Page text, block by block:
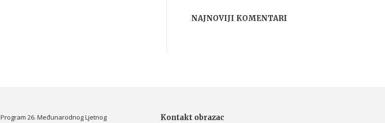
NAJNOVIJI KOMENTARI
Program 26. Međunarodnog Ljetnog
Kontakt obrazac